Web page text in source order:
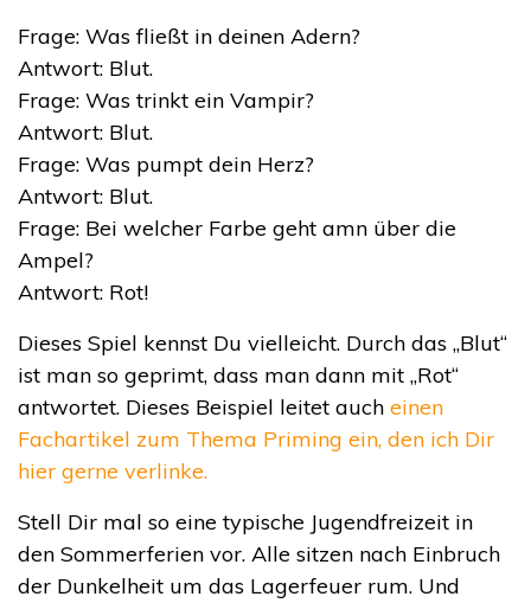
Frage: Was fließt in deinen Adern?
Antwort: Blut.
Frage: Was trinkt ein Vampir?
Antwort: Blut.
Frage: Was pumpt dein Herz?
Antwort: Blut.
Frage: Bei welcher Farbe geht amn über die
Ampel?
Antwort: Rot!
Dieses Spiel kennst Du vielleicht. Durch das „Blut“
ist man so geprimt, dass man dann mit „Rot“
antwortet. Dieses Beispiel leitet auch einen
Fachartikel zum Thema Priming ein, den ich Dir
hier gerne verlinke.
Stell Dir mal so eine typische Jugendfreizeit in
den Sommerferien vor. Alle sitzen nach Einbruch
der Dunkelheit um das Lagerfeuer rum. Und